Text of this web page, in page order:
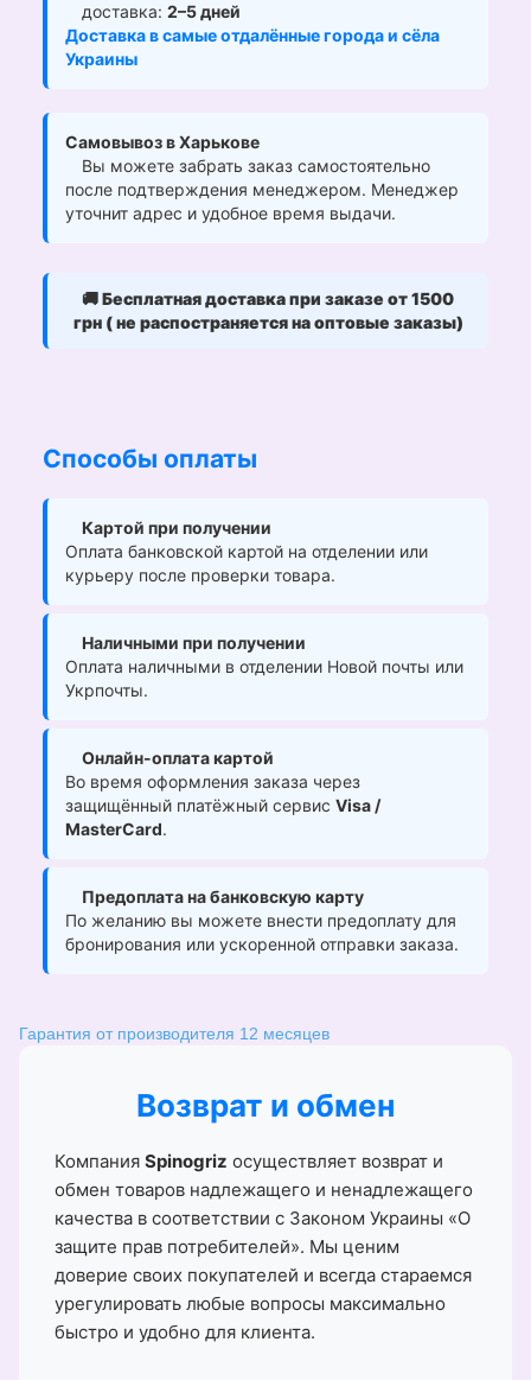
доставка: 2–5 дней
Доставка в самые отдалённые города и сёла
Украины
Самовывоз в Харькове
Вы можете забрать заказ самостоятельно
после подтверждения менеджером. Менеджер
уточнит адрес и удобное время выдачи.
🚚Бесплатная доставка при заказе от 1500
грн ( не распостраняется на оптовые заказы)
Способы оплаты
Картой при получении
Оплата банковской картой на отделении или
курьеру после проверки товара.
Наличными при получении
Оплата наличными в отделении Новой почты или
Укрпочты.
Онлайн-оплата картой
Во время оформления заказа через
защищённый платёжный сервис Visa /
MasterCard.
Предоплата на банковскую карту
По желанию вы можете внести предоплату для
бронирования или ускоренной отправки заказа.
Гарантия от производителя 12 месяцев
Возврат и обмен
Компания Spinogriz осуществляет возврат и
обмен товаров надлежащего и ненадлежащего
качества в соответствии с Законом Украины «О
защите прав потребителей». Мы ценим
доверие своих покупателей и всегда стараемся
урегулировать любые вопросы максимально
быстро и удобно для клиента.